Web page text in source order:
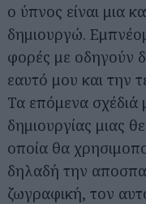
ο ύπνος είναι μια
δημιουργώ.
φορές με οδηγούν
εαυτό μου και την
Τα επόμενα σχέδιά
δημιουργίας μιας
οποία θα
δηλαδή την
ζωγραφική, τον